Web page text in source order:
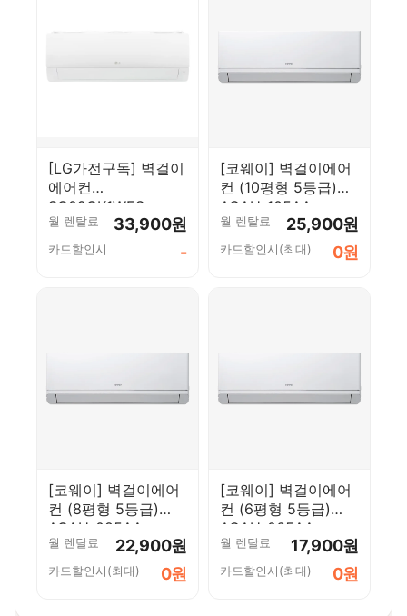
[LG가전구독] 벽걸이
에어컨
SQ09GK1WES
월 렌탈료 33,900원
카드할인시 -
[코웨이] 벽걸이에어
컨 (10평형 5등급)
ACAH-105AA
월 렌탈료 25,900원
카드할인시(최대) 0원
[코웨이] 벽걸이에어
컨 (8평형 5등급)
ACAH-085AA
월 렌탈료 22,900원
카드할인시(최대) 0원
[코웨이] 벽걸이에어
컨 (6평형 5등급)
ACAH-065AA
월 렌탈료 17,900원
카드할인시(최대) 0원